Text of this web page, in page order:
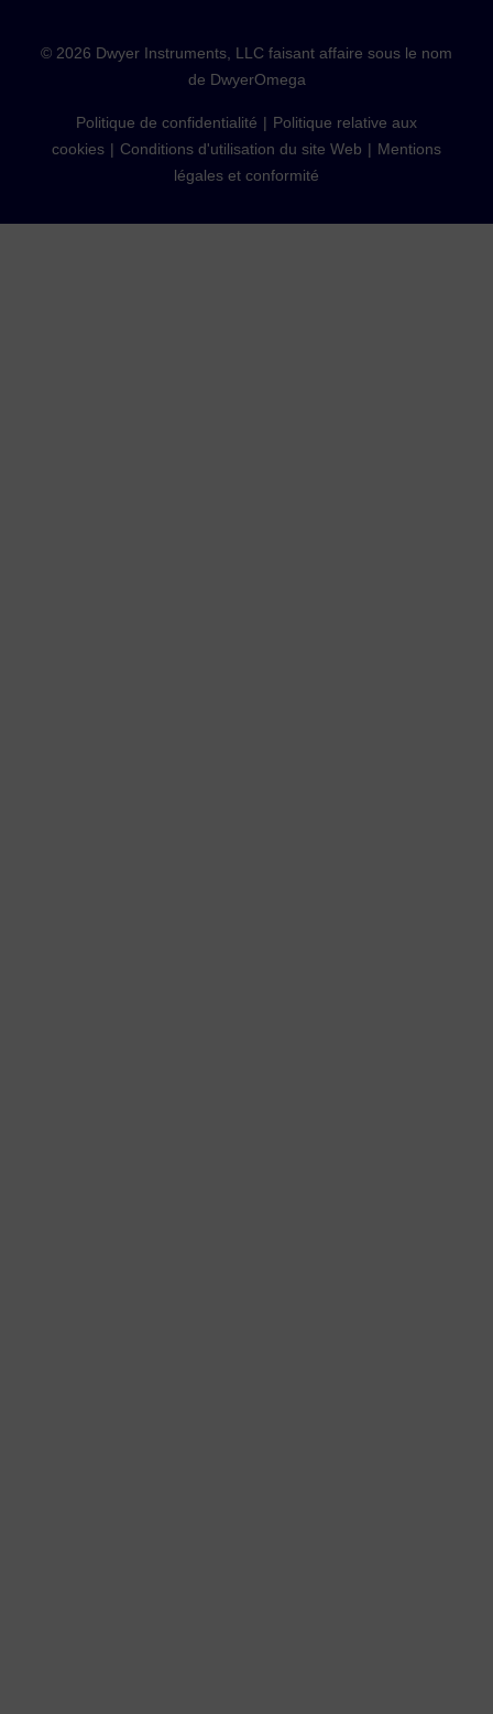
© 2026 Dwyer Instruments, LLC faisant affaire sous le nom
de DwyerOmega
Politique de confidentialité
Politique relative aux
cookies
Conditions d'utilisation du site Web
Mentions
légales et conformité